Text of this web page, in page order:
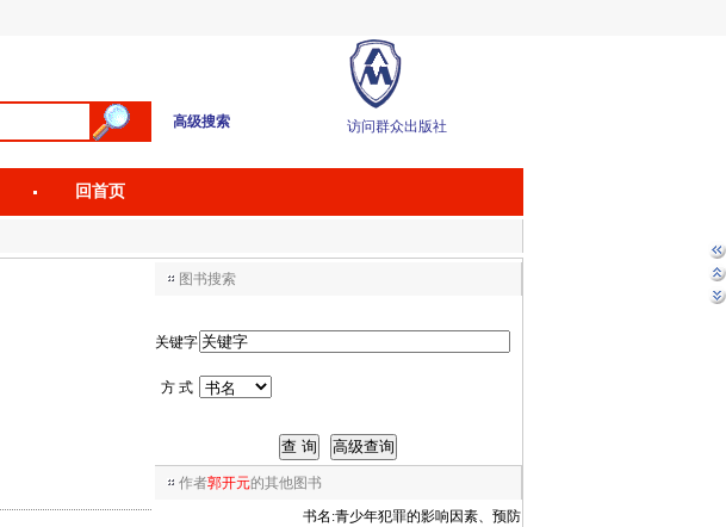
高级搜索 访问群众出版社
回首页
图书搜索
关键字
方 式
作者郭开元的其他图书
书名:青少年犯罪的影响因素、预防